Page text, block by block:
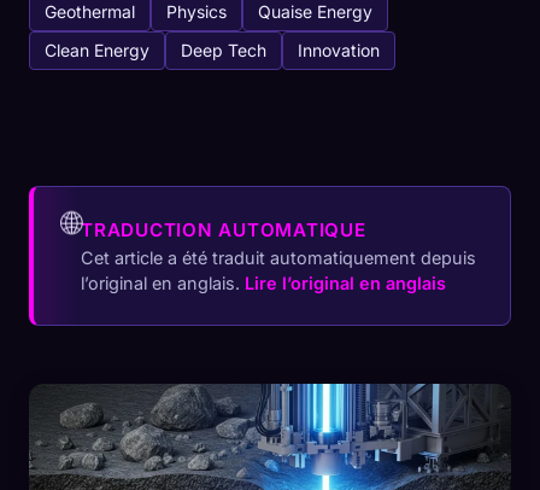
Geothermal Physics
Quaise Energy
Clean Energy
Deep Tech Innovation
🌐TRADUCTION AUTOMATIQUE
Cet article a été traduit automatiquement depuis
l’original en anglais. Lire l’original en anglais